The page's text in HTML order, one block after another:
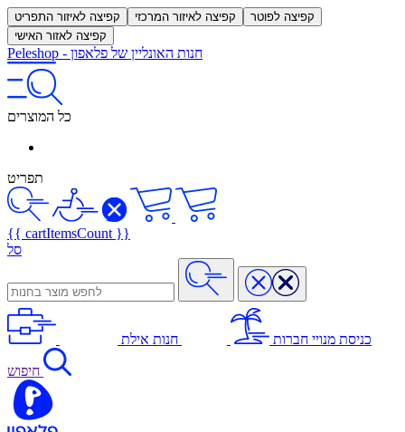
קפיצה לאיזור התפריט קפיצה לאיזור המרכזי
קפיצה לפוטר
קפיצה לאזור האישי
Peleshop - חנות האונליין של פלאפון
כל המוצרים
תפריט
{{ cartItemsCount }}
סל
כניסת מנויי חברות חנות אילת
חיפוש